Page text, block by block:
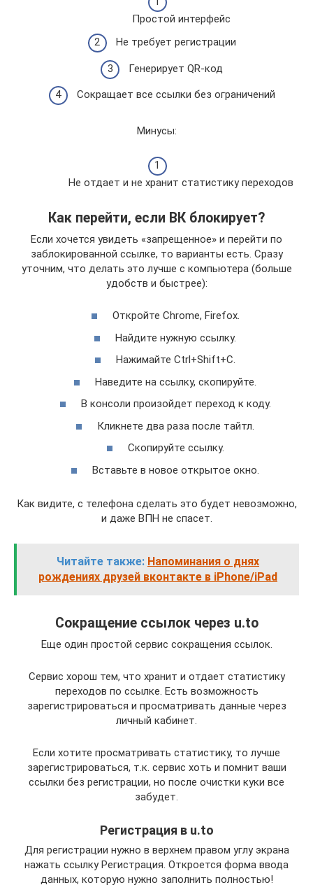
Простой интерфейс
Не требует регистрации
Генерирует QR-код
Сокращает все ссылки без ограничений
Минусы:
Не отдает и не хранит статистику переходов
Как перейти, если ВК блокирует?
Если хочется увидеть «запрещенное» и перейти по
заблокированной ссылке, то варианты есть. Сразу
уточним, что делать это лучше с компьютера (больше
удобств и быстрее):
Откройте Chrome, Firefox.
Найдите нужную ссылку.
Нажимайте Ctrl+Shift+C.
Наведите на ссылку, скопируйте.
В консоли произойдет переход к коду.
Кликнете два раза после тайтл.
Скопируйте ссылку.
Вставьте в новое открытое окно.
Как видите, с телефона сделать это будет невозможно,
и даже ВПН не спасет.
Читайте также: Напоминания о днях
рождениях друзей вконтакте в iPhone/iPad
Сокращение ссылок через u.to
Еще один простой сервис сокращения ссылок.
Сервис хорош тем, что хранит и отдает статистику
переходов по ссылке. Есть возможность
зарегистрироваться и просматривать данные через
личный кабинет.
Если хотите просматривать статистику, то лучше
зарегистрироваться, т.к. сервис хоть и помнит ваши
ссылки без регистрации, но после очистки куки все
забудет.
Регистрация в u.to
Для регистрации нужно в верхнем правом углу экрана
нажать ссылку Регистрация. Откроется форма ввода
данных, которую нужно заполнить полностью!